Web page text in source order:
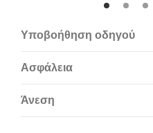
Υποβοήθηση οδηγού
Ασφάλεια
Άνεση